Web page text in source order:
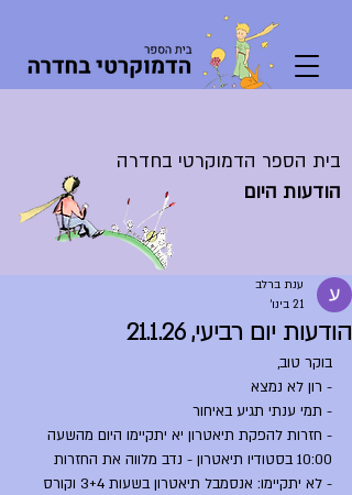
בית הספר הדמוקרטי בחדרה
הודעות היום
הודעות יום רביעי, 21.1.26
ענת ברלב
21 בינו׳
בוקר טוב,
- רון לא נמצא
- תמי ענתי תגיע באיחור
- חזרות להפקת תיאטרון יא יתקיימו היום מהשעה
10:00 בסטודיו תיאטרון - נדב מלווה את החזרות
- לא יתקיימו: אנסמבל תיאטרון בשעות 3+4 וקורס